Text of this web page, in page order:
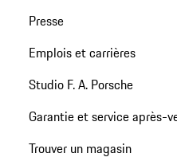
Presse
Emplois et carrières
Studio F. A. Porsche
Garantie et service après-
Trouver un magasin